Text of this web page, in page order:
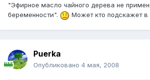
"Эфирное масло чайного дерева не
беременности".
Может кто подскажет в
Puerka
Опубликовано 4 мая, 2008